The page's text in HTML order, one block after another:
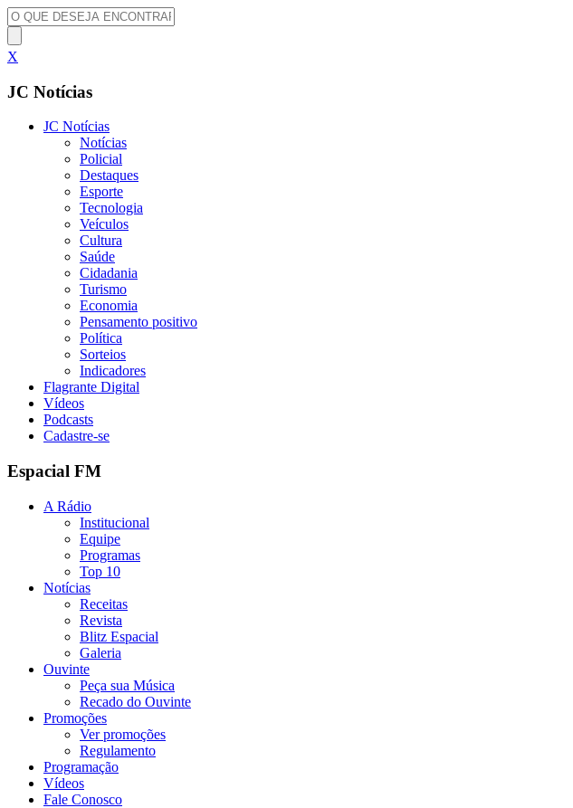
X
JC Notícias
JC Notícias
Notícias
Policial
Destaques
Esporte
Tecnologia
Veículos
Cultura
Saúde
Cidadania
Turismo
Economia
Pensamento positivo
Política
Sorteios
Indicadores
Flagrante Digital
Vídeos
Podcasts
Cadastre-se
Espacial FM
A Rádio
Institucional
Equipe
Programas
Top 10
Notícias
Receitas
Revista
Blitz Espacial
Galeria
Ouvinte
Peça sua Música
Recado do Ouvinte
Promoções
Ver promoções
Regulamento
Programação
Vídeos
Fale Conosco